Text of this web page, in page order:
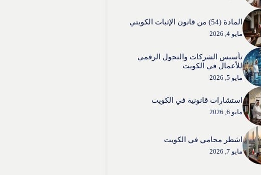
المادة (54) من قانون الإثبات الكويتي
مايو 4, 2026
تأسيس الشركات والتحول الرقمي
للأعمال في الكويت
مايو 5, 2026
استشارات قانونية في الكويت
مايو 6, 2026
اشطر محامي في الكويت
مايو 7, 2026